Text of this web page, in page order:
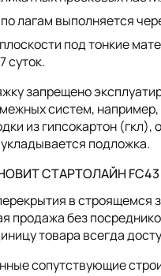
лагам выполняется
под тонкие
суток.
запрещено
систем,
из гипсокартон
подложка.
СТАРТОЛАЙН FC43
в
без
товара всегда
сопутствующие